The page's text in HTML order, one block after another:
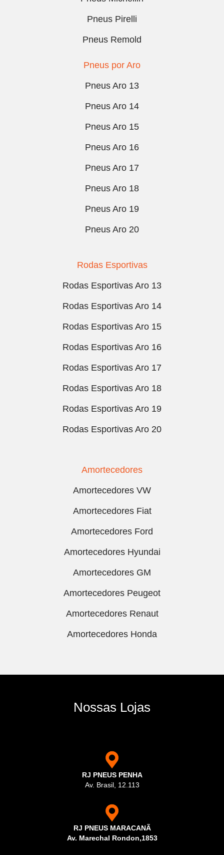
Pneus Pirelli
Pneus Remold
Pneus por Aro
Pneus Aro 13
Pneus Aro 14
Pneus Aro 15
Pneus Aro 16
Pneus Aro 17
Pneus Aro 18
Pneus Aro 19
Pneus Aro 20
Rodas Esportivas
Rodas Esportivas Aro 13
Rodas Esportivas Aro 14
Rodas Esportivas Aro 15
Rodas Esportivas Aro 16
Rodas Esportivas Aro 17
Rodas Esportivas Aro 18
Rodas Esportivas Aro 19
Rodas Esportivas Aro 20
Amortecedores
Amortecedores VW
Amortecedores Fiat
Amortecedores Ford
Amortecedores Hyundai
Amortecedores GM
Amortecedores Peugeot
Amortecedores Renaut
Amortecedores Honda
Nossas Lojas
RJ PNEUS PENHA
Av. Brasil, 12.113
RJ PNEUS MARACANÃ
Av. Marechal Rondon,1853